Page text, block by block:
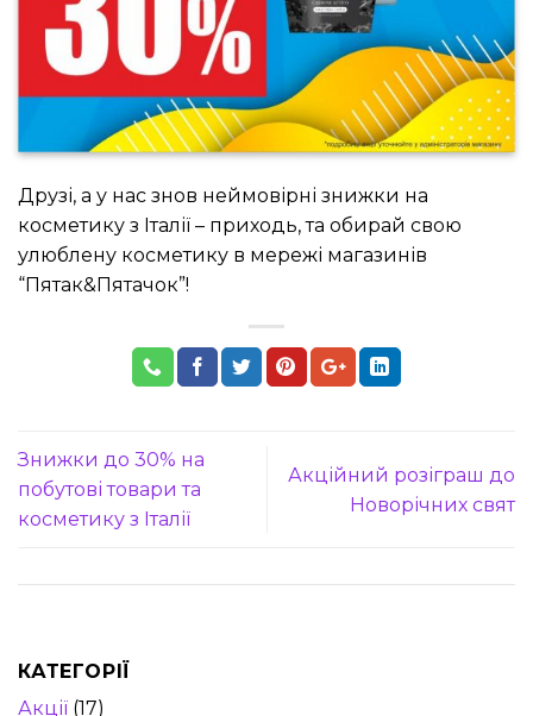
Друзі, а у нас знов неймовірні знижки на
косметику з Італії – приходь, та обирай свою
улюблену косметику в мережі магазинів
“Пятак&Пятачок”!
Знижки до 30% на
побутові товари та
косметику з Італії
Акційний розіграш до
Новорічних свят
КАТЕГОРІЇ
Акції (17)